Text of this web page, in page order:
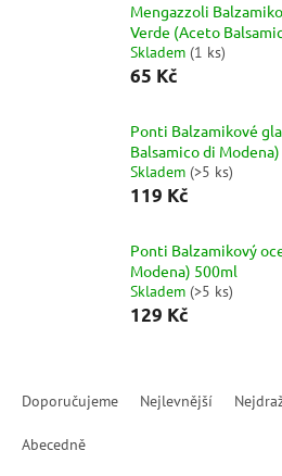
Mengazzoli
Verde (Aceto
Skladem (1 ks)
65 Kč
Ponti Balzamikové
Balsamico di
Skladem (>5 ks)
119 Kč
Ponti Balzamikový
Modena) 500ml
Skladem (>5 ks)
129 Kč
Doporučujeme Nejlevnější
Abecedně